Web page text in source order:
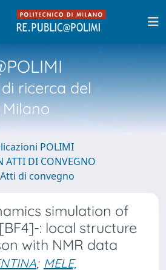
ricerca del
POLIMI
ATTI DI CONVEGNO
di convegno
simulation of
: local structure
with NMR data
; MELE,